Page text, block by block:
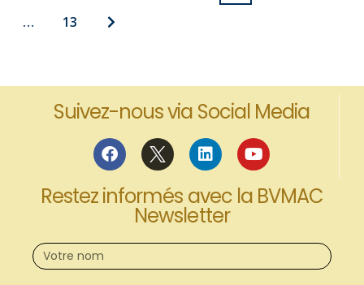
…
13
Suivez-nous via Social Media
Restez informés avec la BVMAC
Newsletter